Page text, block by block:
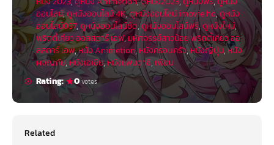
ออนไลน์,ดูหนังออนไลน์ 4K,ดูหนังออนไลน์ imovie hd,ดูหนัง
ออนไลน์037,ดูหนังออนไลน์ชัด,ดูหนังออนไลน์ฟรี,ดูหนังใหม่,
พริตตี้เคียว ออลสตาร์ เอฟ,มหัศจรรย์สาวน้อย พริตตี้เคียว ออ
ลสตาร์ เอฟ,หนัง Animetion,หนังครอบครัว,หนังญี่ปุ่น,หนัง
ผจญภัย,หนังเอเชีย,หนังแฟนตาซี, เพื่อน
Rating:
0votes
Related